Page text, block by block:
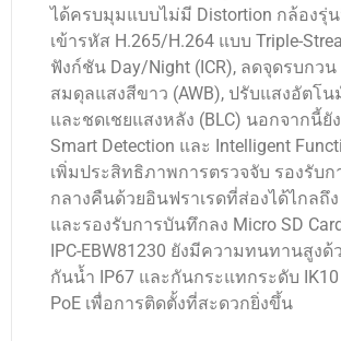
ได้ครบมุมแบบไม่มี Distortion กล้องรุ่
เข้ารหัส H.265/H.264 แบบ Triple-
ฟังก์ชัน Day/Night (ICR), ลดจุดรบกวน
สมดุลแสงสีขาว (AWB), ปรับแสงอัตโน
และชดเชยแสงหลัง (BLC) นอกจากนี้ยั
Smart Detection และ Intelligent
เพิ่มประสิทธิภาพการตรวจจับ รองรับก
กลางคืนด้วยอินฟราเรดที่ส่องได้ไกลถึง
และรองรับการบันทึกลง Micro SD
IPC-EBW81230 ยังมีความทนทานสูง
กันน้ำ IP67 และกันกระแทกระดับ
PoE เพื่อการติดตั้งที่สะดวกยิ่งขึ้น